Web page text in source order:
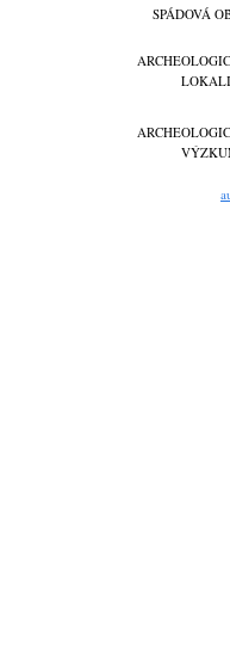
SPÁDOVÁ